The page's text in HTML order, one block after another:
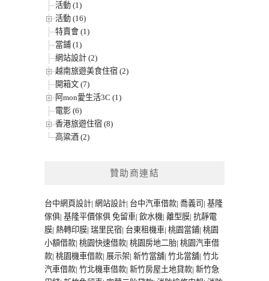
活動 (1)
活動 (16)
特賣會 (1)
當鋪 (1)
網站設計 (2)
越南旅遊美食住宿 (2)
開箱文 (7)
阿mon愛生活3C (1)
電影 (6)
香港旅遊住宿 (8)
高粱酒 (2)
贊助商連結
台中網頁設計| 網站設計| 台中汽車借款| 喬義司 | 基隆
傢俱| 基隆平價傢俱 免留車| 飲水機| 離型膜| 抗靜電
膜| 熱轉印膜| 瑞里民宿| 台東租機車| 桃園當鋪| 桃園
小額借款| 桃園快速借款| 桃園房地二胎| 桃園汽車借
款| 桃園機車借款| 展示架| 新竹當舖| 竹北當舖| 竹北
汽車借款| 竹北機車借款| 新竹房屋土地貸款| 新竹急